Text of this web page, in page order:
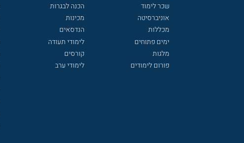
שכר לימוד
אוניברסיטה
מכללות
ימים פתוחים
מלגות
פורום לימודים
הכנה לבגרות
מכינות
הנדסאים
לימודי תעודה
קורסים
לימודי ערב